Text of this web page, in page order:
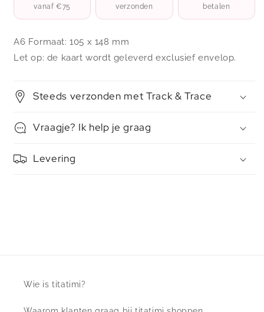
vanaf €75
verzonden
betalen
A6 Formaat: 105 x 148 mm
Let op: de kaart wordt geleverd exclusief envelop.
Steeds verzonden met Track & Trace
Vraagje? Ik help je graag
Levering
Wie is titatimi?